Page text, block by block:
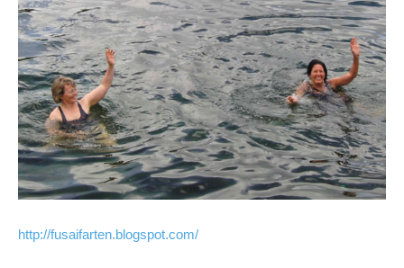
http://fusaifarten.blogspot.com/